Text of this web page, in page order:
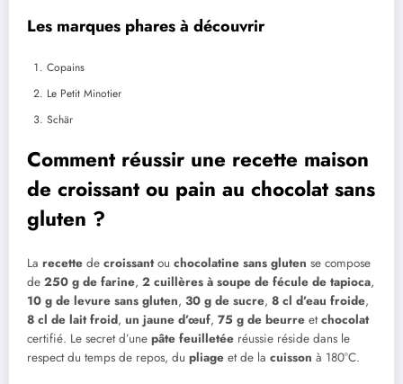
Les marques phares à découvrir
Copains
Le Petit Minotier
Schär
Comment réussir une recette maison
de croissant ou pain au chocolat sans
gluten ?
La recette de croissantou chocolatine sans gluten se compose
de 250 g de farine, 2 cuillères à soupe de fécule de tapioca,
10 g de levure sans gluten, 30 g de sucre, 8 cl d’eau froide,
8 cl de lait froid, un jaune d’œuf, 75 g de beurre etchocolat
certifié. Le secret d’une pâte feuilletée réussie réside dans le
respect du temps de repos, du pliage et de la cuisson à 180°C.